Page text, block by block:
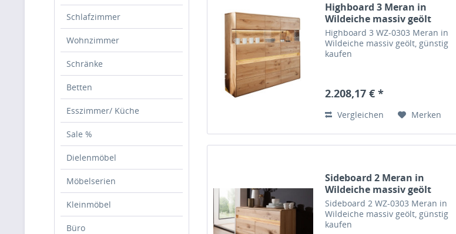
Schlafzimmer
Wohnzimmer
Schränke
Betten
Esszimmer/ Küche
Sale %
Dielenmöbel
Möbelserien
Kleinmöbel
Büro
Highboard 3 Meran in
Wildeiche massiv geölt
Highboard 3 WZ-0303 Meran in
Wildeiche massiv geölt, günstig
kaufen
2.208,17 € *
Vergleichen Merken
Sideboard 2 Meran in
Wildeiche massiv geölt
Sideboard 2 WZ-0303 Meran in
Wildeiche massiv geölt, günstig
kaufen